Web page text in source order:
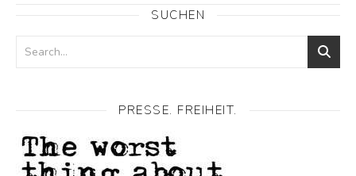
SUCHEN
PRESSE. FREIHEIT.